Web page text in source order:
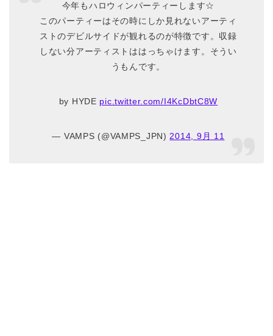
今年もハロウィンパーティーします☆
このパーティーはその時にしか見れないアーティ
ストのデビルサイドが観れるのが特徴です。収録
しない分アーティストははっちゃけます。そうい
うもんです。
by HYDE pic.twitter.com/I4KcDbtC8W
— VAMPS (@VAMPS_JPN)2014, 9月 11